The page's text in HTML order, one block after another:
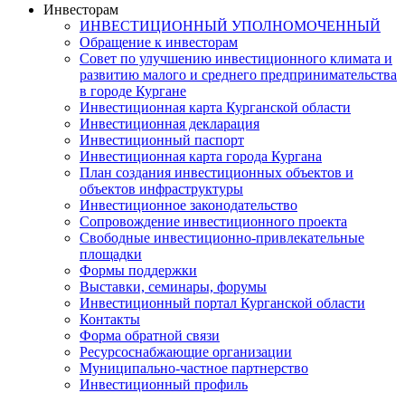
Инвесторам
ИНВЕСТИЦИОННЫЙ УПОЛНОМОЧЕННЫЙ
Обращение к инвесторам
Совет по улучшению инвестиционного климата и
развитию малого и среднего предпринимательства
в городе Кургане
Инвестиционная карта Курганской области
Инвестиционная декларация
Инвестиционный паспорт
Инвестиционная карта города Кургана
План создания инвестиционных объектов и
объектов инфраструктуры
Инвестиционное законодательство
Сопровождение инвестиционного проекта
Свободные инвестиционно-привлекательные
площадки
Формы поддержки
Выставки, семинары, форумы
Инвестиционный портал Курганской области
Контакты
Форма обратной связи
Ресурсоснабжающие организации
Муниципально-частное партнерство
Инвестиционный профиль